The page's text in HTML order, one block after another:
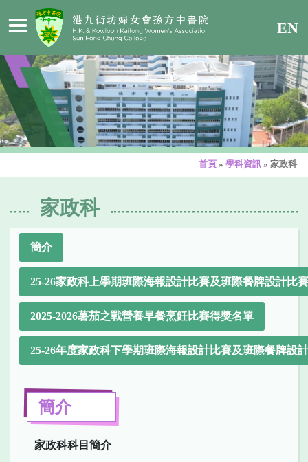
EN
首頁 » 學科資訊 » 家政科
家政科
簡介
25-26家政科上學期班際海報設計比賽及班際餐牌設計比
2025-2026薯茄之戰營養早餐烹飪比賽得獎名單
25-26年度家政科下學期班際海報設計比賽及班際餐牌設
簡介
家政科科目簡介